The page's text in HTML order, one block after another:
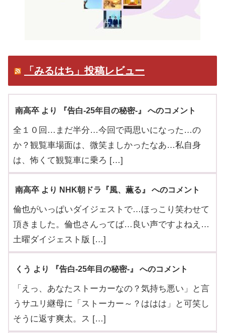
「みるはち」投稿レビュー
南高卒 より 『告白-25年目の秘密-』 へのコメント
全１０回…まだ半分…今回で両思いになった…の
か？観覧車場面は、微笑ましかったなあ…私自身
は、怖くて観覧車に乗ろ […]
南高卒 より NHK朝ドラ『風、薫る』 へのコメント
倫也がいっぱいダイジェストで…ほっこり笑わせて
頂きました。倫也さんってば…良い声ですよねえ…
土曜ダイジェスト版 […]
くう より 『告白-25年目の秘密-』 へのコメント
「えっ、あなたストーカーなの？気持ち悪い」と言
うサユリ継母に「ストーカー～？ははは」と可笑し
そうに返す爽太。ス […]